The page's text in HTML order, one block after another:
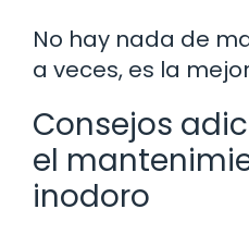
No hay nada de
a veces, es la
Consejos
el
inodoro